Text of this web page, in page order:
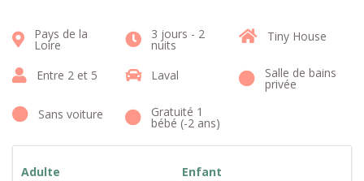
Pays de la
Loire
3 jours - 2
nuits
Tiny House
Entre 2 et 5 Laval Salle de bains
privée
Sans voiture
Gratuité 1
bébé (-2 ans)
Adulte Enfant